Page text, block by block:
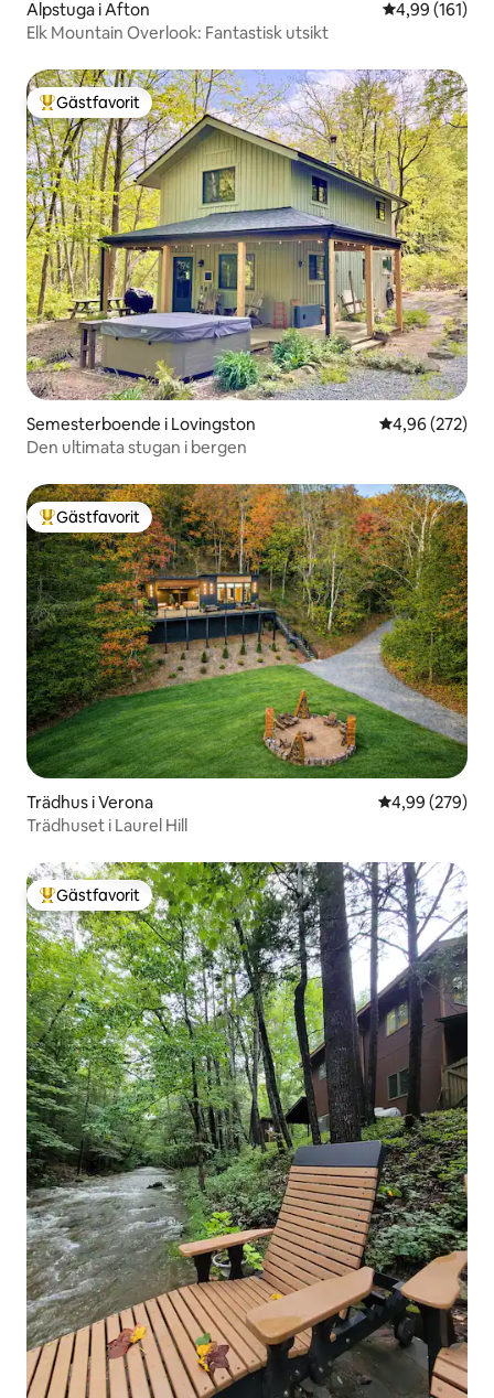
Alpstuga i Afton 4,99 av 5 i
4,99 (161)
Elk Mountain Overlook: Fantastisk utsikt
Populär gästfavorit
Gästfavorit
Semesterboende i Lovingston 4,96 av 5 i
4,96 (272)
Den ultimata stugan i bergen
Populär gästfavorit
Gästfavorit
Trädhus i Verona 4,99 av 5 i
4,99 (279)
Trädhuset i Laurel Hill
Populär gästfavorit
Gästfavorit